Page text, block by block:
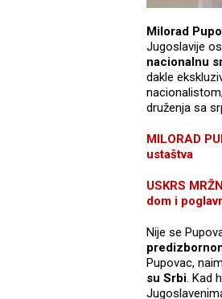
Milorad
Jugoslavije
nacionalnu
dakle
druženja sa
MILORAD
ustaštva
USKRS
dom i
Nije se
Pupovac,
su Srbi. Kad